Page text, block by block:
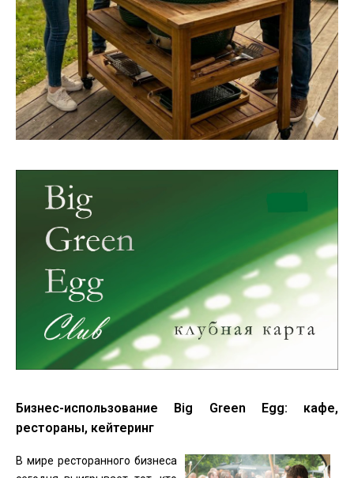
Бизнес-использование Big Green Egg: кафе,
рестораны, кейтеринг
В мире ресторанного бизнеса